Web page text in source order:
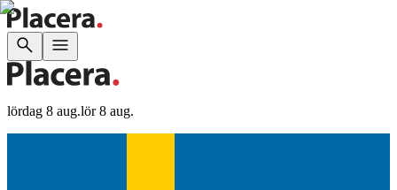
lördag 8 aug.lör 8 aug.